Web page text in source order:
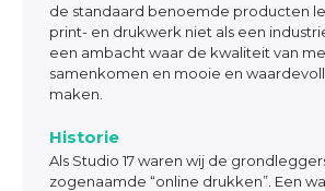
de standaard benoemde producten
print- en drukwerk niet als een
een ambacht waar de kwaliteit van
samenkomen en mooie en
maken.
Historie
Als Studio 17 waren wij de
zogenaamde “online drukken”. Een